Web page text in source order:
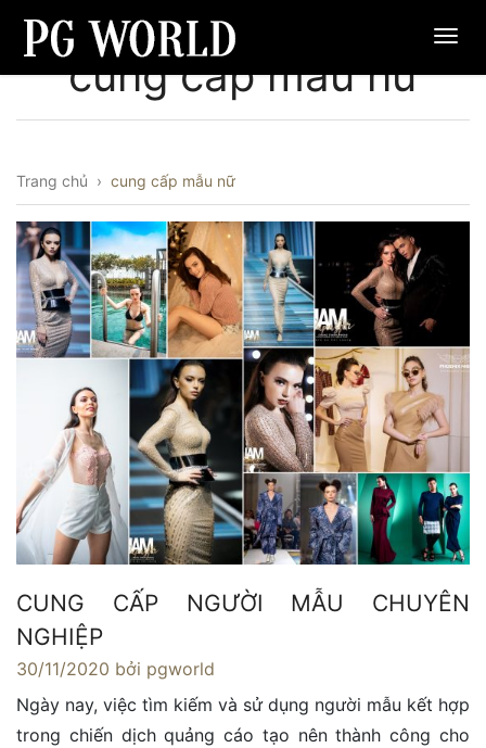
cung cấp mẫu nữ
Trang chủ › cung cấp mẫu nữ
CUNG CẤP NGƯỜI MẪU CHUYÊN
NGHIỆP
30/11/2020 bởi pgworld
Ngày nay, việc tìm kiếm và sử dụng người mẫu kết hợp
trong chiến dịch quảng cáo tạo nên thành công cho